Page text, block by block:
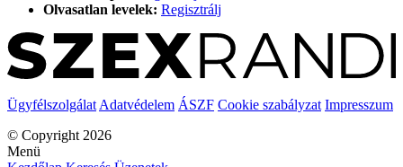
Olvasatlan levelek: Regisztrálj
Ügyfélszolgálat Adatvédelem ÁSZF Cookie szabályzat Impresszum
© Copyright 2026
Menü